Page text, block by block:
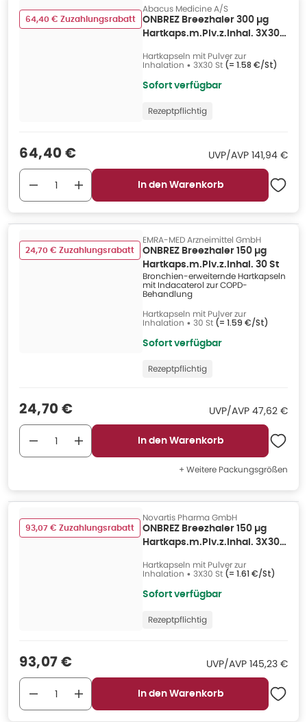
64,40 € Zuzahlungsrabatt
Abacus Medicine A/S
ONBREZ Breezhaler 300 µg
Hartkaps.m.Plv.z.Inhal. 3X30
Hartkapseln mit Pulver zur
Inhalation • 3X30 St (= 1.58 €/St)
Sofort verfügbar
Rezeptpflichtig
Verkaufspreis
64,40 € UVP/AVP UVP/AVP
141,94 €
In den Warenkorb
24,70 € Zuzahlungsrabatt
EMRA-MED Arzneimittel GmbH
ONBREZ Breezhaler 150 µg
Hartkaps.m.Plv.z.Inhal. 30 St
Bronchien-erweiternde Hartkapseln
mit Indacaterol zur COPD-
Behandlung
Hartkapseln mit Pulver zur
Inhalation • 30 St (= 1.59 €/St)
Sofort verfügbar
Rezeptpflichtig
Verkaufspreis
24,70 € UVP/AVP UVP/AVP
47,62 €
In den Warenkorb
+ Weitere Packungsgrößen
93,07 € Zuzahlungsrabatt
Novartis Pharma GmbH
ONBREZ Breezhaler 150 µg
Hartkaps.m.Plv.z.Inhal. 3X30
Hartkapseln mit Pulver zur
Inhalation • 3X30 St (= 1.61 €/St)
Sofort verfügbar
Rezeptpflichtig
Verkaufspreis
93,07 € UVP/AVP UVP/AVP
145,23 €
In den Warenkorb